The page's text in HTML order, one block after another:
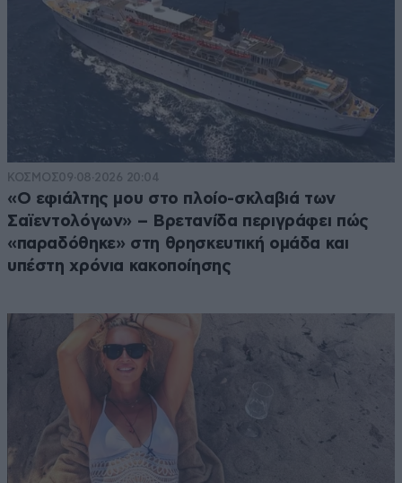
ΚΟΣΜΟΣ09·08·2026 20:04
«Ο εφιάλτης μου στο πλοίο-σκλαβιά των
Σαϊεντολόγων» – Βρετανίδα περιγράφει πώς
«παραδόθηκε» στη θρησκευτική ομάδα και
υπέστη χρόνια κακοποίησης